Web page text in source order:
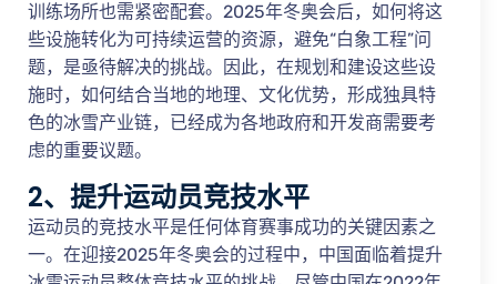
训练场所也需紧密配套。2025年冬奥会后，如何将这
些设施转化为可持续运营的资源，避免“白象工程”问
题，是亟待解决的挑战。因此，在规划和建设这些设
施时，如何结合当地的地理、文化优势，形成独具特
色的冰雪产业链，已经成为各地政府和开发商需要考
虑的重要议题。
2、提升运动员竞技水平
运动员的竞技水平是任何体育赛事成功的关键因素之
一。在迎接2025年冬奥会的过程中，中国面临着提升